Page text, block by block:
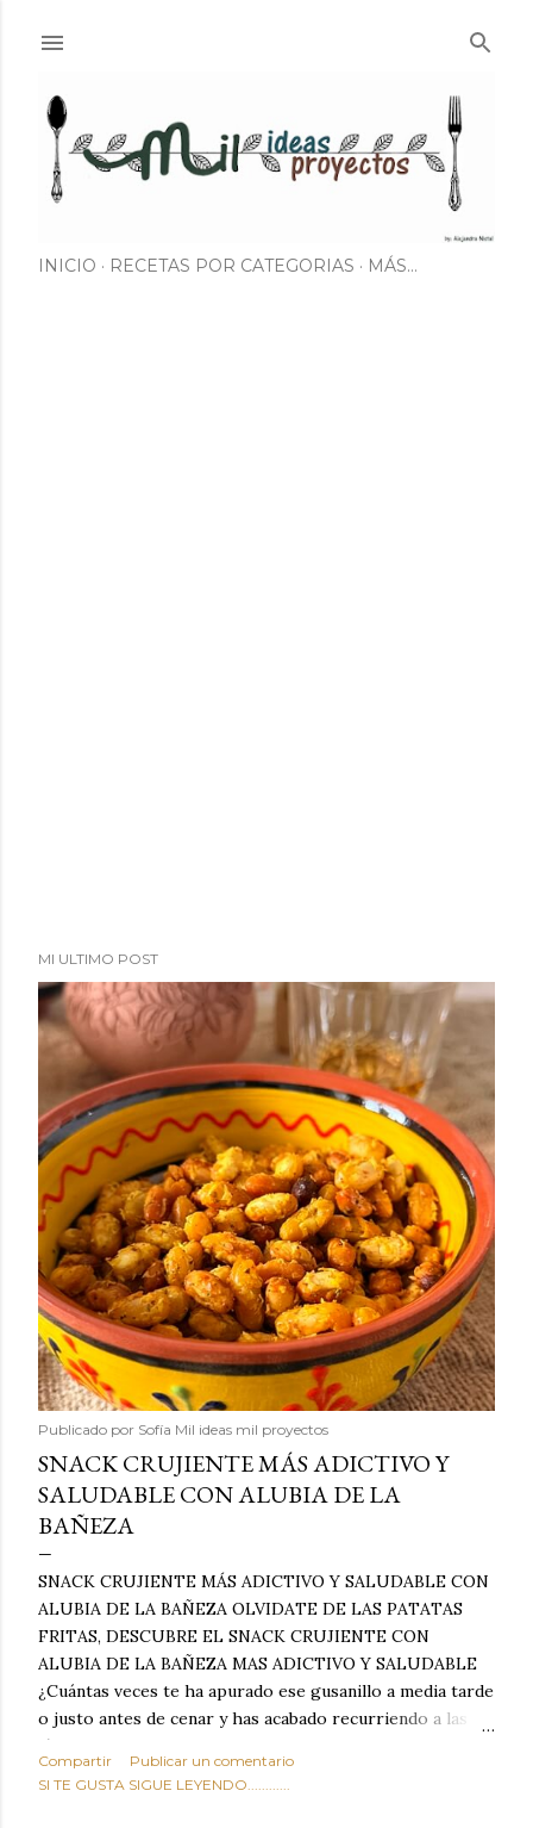
INICIO RECETAS POR CATEGORIAS MÁS…
MI ULTIMO POST
Publicado por Sofía Mil ideas mil proyectos
SNACK CRUJIENTE MÁS ADICTIVO Y
SALUDABLE CON ALUBIA DE LA
BAÑEZA
SNACK CRUJIENTE MÁS ADICTIVO Y SALUDABLE CON
ALUBIA DE LA BAÑEZA OLVIDATE DE LAS PATATAS
FRITAS, DESCUBRE EL SNACK CRUJIENTE CON
ALUBIA DE LA BAÑEZA MAS ADICTIVO Y SALUDABLE
¿Cuántas veces te ha apurado ese gusanillo a media tarde
o justo antes de cenar y has acabado recurriendo a las
típicas patatas de bolsa, frutos secos fritos o snacks
ultraprocesados llenos de grasas saturadas y sodio?
Compartir
Publicar un comentario
SI TE GUSTA SIGUE LEYENDO............